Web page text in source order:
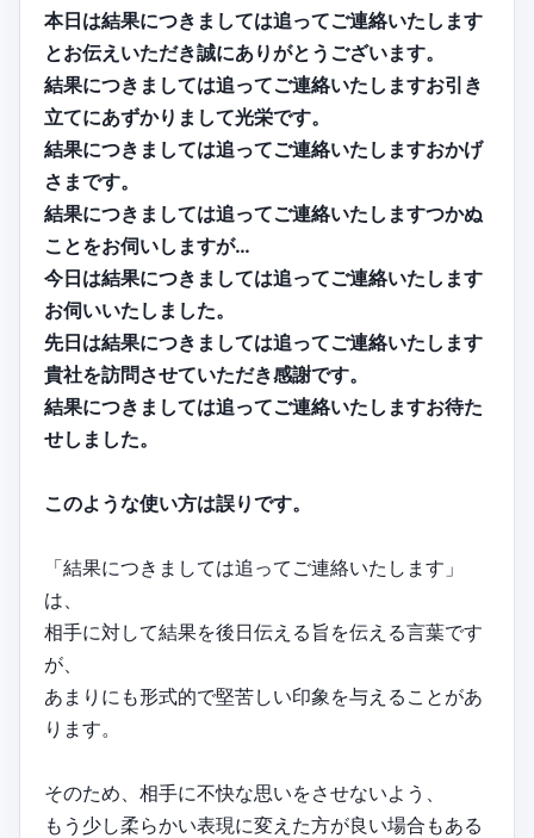
本日は結果につきましては追ってご連絡いたします
とお伝えいただき誠にありがとうございます。
結果につきましては追ってご連絡いたしますお引き
立てにあずかりまして光栄です。
結果につきましては追ってご連絡いたしますおかげ
さまです。
結果につきましては追ってご連絡いたしますつかぬ
ことをお伺いしますが…
今日は結果につきましては追ってご連絡いたします
お伺いいたしました。
先日は結果につきましては追ってご連絡いたします
貴社を訪問させていただき感謝です。
結果につきましては追ってご連絡いたしますお待た
せしました。
このような使い方は誤りです。
「結果につきましては追ってご連絡いたします」
は、
相手に対して結果を後日伝える旨を伝える言葉です
が、
あまりにも形式的で堅苦しい印象を与えることがあ
ります。
そのため、相手に不快な思いをさせないよう、
もう少し柔らかい表現に変えた方が良い場合もある